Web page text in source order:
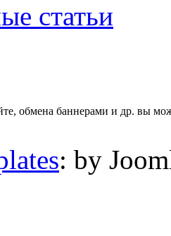
статьи
обмена баннерами и др. вы
: by